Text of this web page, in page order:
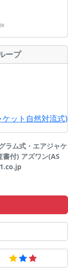
ープ
ット自然対流式)
ラム式・エアジャケ
付) アズワン(AS